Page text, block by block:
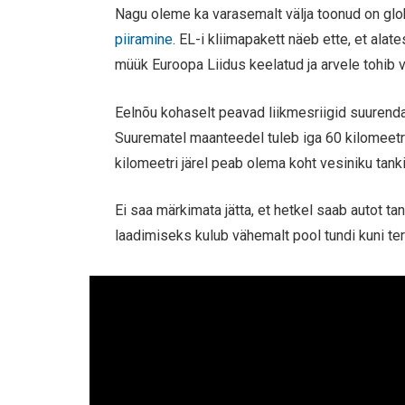
Nagu oleme ka varasemalt välja toonud on
piiramine. EL-i kliimapakett näeb ette, et
müük Euroopa Liidus keelatud ja arvele
Eelnõu kohaselt peavad liikmesriigid
Suurematel maanteedel tuleb iga 60
kilomeetri järel peab olema koht vesiniku
Ei saa märkimata jätta, et hetkel saab autot
laadimiseks kulub vähemalt pool tundi kuni